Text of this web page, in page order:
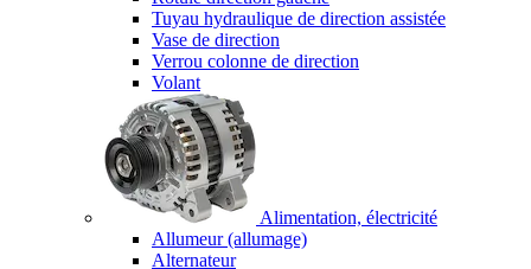
Tuyau hydraulique de direction assistée
Vase de direction
Verrou colonne de direction
Volant
Alimentation, électricité
Allumeur (allumage)
Alternateur